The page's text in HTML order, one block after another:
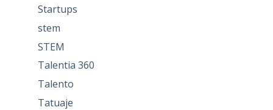
Startups
stem
STEM
Talentia 360
Talento
Tatuaje